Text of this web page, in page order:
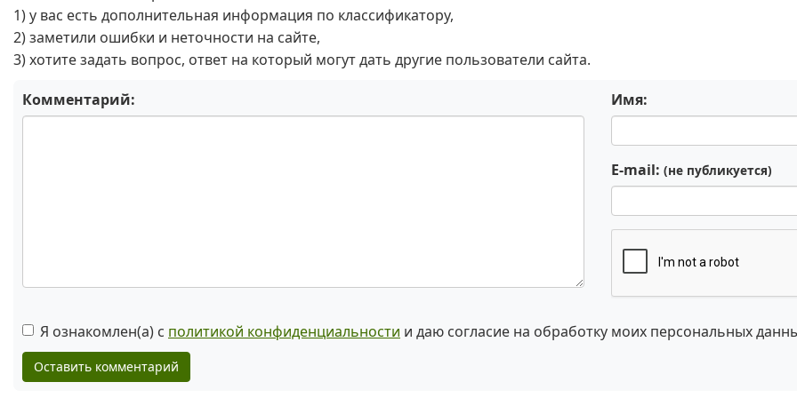
1) у вас есть дополнительная информация по классификатору,
2) заметили ошибки и неточности на сайте,
3) хотите задать вопрос, ответ на который могут дать другие пользователи сайта.
Комментарий: Имя:
E-mail: (не публикуется)
Я ознакомлен(а) с политикой конфиденциальности и даю согласие на обработку моих персональных
Оставить комментарий